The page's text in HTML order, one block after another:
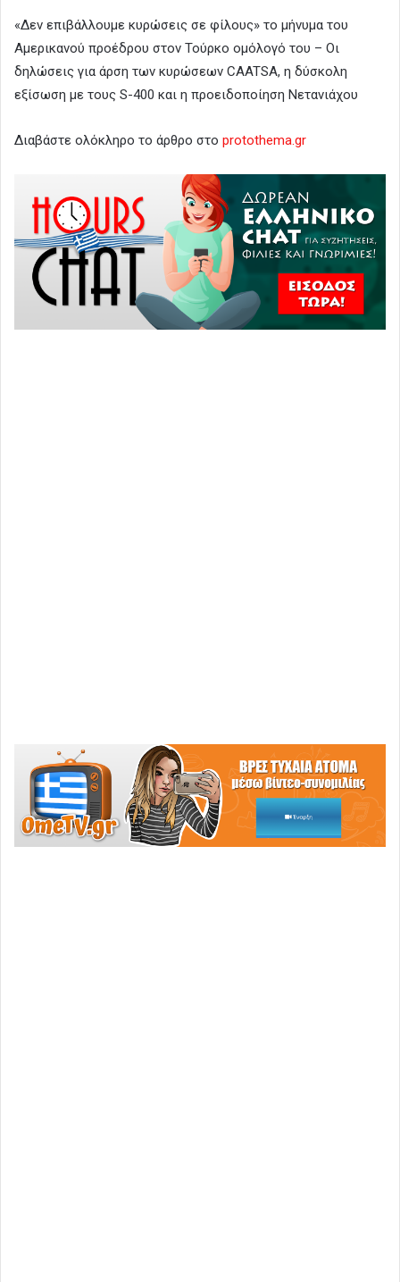
«Δεν επιβάλλουμε κυρώσεις σε φίλους» το μήνυμα του
Αμερικανού προέδρου στον Τούρκο ομόλογό του – Οι
δηλώσεις για άρση των κυρώσεων CAATSA, η δύσκολη
εξίσωση με τους S-400 και η προειδοποίηση Νετανιάχου
Διαβάστε ολόκληρο το άρθρο στο protothema.gr